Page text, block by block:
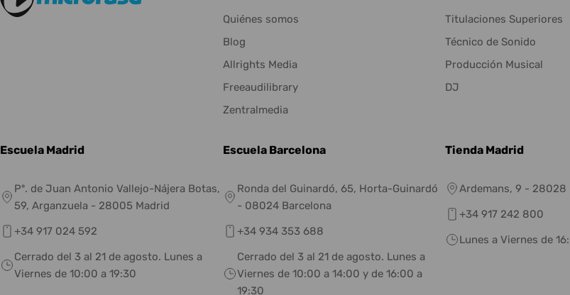
Quiénes somos
Blog
Allrights Media
Freeaudilibrary
Zentralmedia
Titulaciones Superiores
Técnico de Sonido
Producción Musical
DJ
Escuela Madrid
Pº. de Juan Antonio Vallejo-Nájera Botas,
59, Arganzuela - 28005 Madrid
+34 917 024 592
Cerrado del 3 al 21 de agosto. Lunes a
Viernes de 10:00 a 19:30
Escuela Barcelona
Ronda del Guinardó, 65, Horta-Guinardó
- 08024 Barcelona
+34 934 353 688
Cerrado del 3 al 21 de agosto. Lunes a
Viernes de 10:00 a 14:00 y de 16:00 a
19:30
Tienda Madrid
Ardemans, 9 - 28028
+34 917 242 800
Lunes a Viernes de